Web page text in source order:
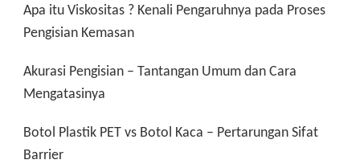
Apa itu Viskositas ? Kenali Pengaruhnya pada Proses
Pengisian Kemasan
Akurasi Pengisian – Tantangan Umum dan Cara
Mengatasinya
Botol Plastik PET vs Botol Kaca – Pertarungan Sifat
Barrier